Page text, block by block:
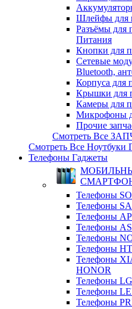
Шлейфы для
Разъёмы для
Питания
Кнопки для
Сетевые
Bluetooth,
Корпуса для
Крышки для
Камеры для
Микрофоны
Прочие
Смотреть Все
Смотреть Все Ноутбуки
Телефоны Гаджеты
Телефоны
Телефоны
Телефоны
Телефоны
Телефоны
Телефоны
Телефоны
HONOR
Телефоны LG
Телефоны
Телефоны